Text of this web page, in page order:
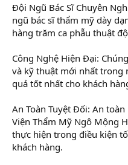
Đội Ngũ Bác Sĩ Chuyên
ngũ bác sĩ thẩm mỹ dày
hàng trăm ca phẫu thuật
Công Nghệ Hiện Đại:
và kỹ thuật mới nhất trong
quả tốt nhất cho khách
An Toàn Tuyệt Đối: An
Viện Thẩm Mỹ Ngô Mộng
thực hiện trong điều kiện
khách hàng.